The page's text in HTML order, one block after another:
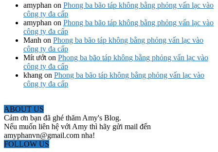
amyphan on Phong ba bão táp không bằng phỏng vấn lạc vào
công ty đa cấp
amyphan on Phong ba bão táp không bằng phỏng vấn lạc vào
công ty đa cấp
Manh on Phong ba bão táp không bằng phỏng vấn lạc vào
công ty đa cấp
Mít ướt on Phong ba bão táp không bằng phỏng vấn lạc vào
công ty đa cấp
khang on Phong ba bão táp không bằng phỏng vấn lạc vào
công ty đa cấp
ABOUT US
Cảm ơn bạn đã ghé thăm Amy's Blog.
Nếu muốn liên hệ với Amy thì hãy gửi mail đến
amyphanvn@gmail.com nha!
FOLLOW US